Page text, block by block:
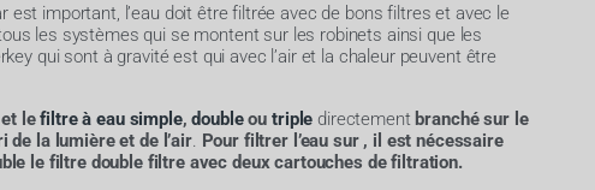
est important, l’eau doit être filtrée avec de bons filtres et avec le
les systèmes qui se montent sur les robinets ainsi que les
qui sont à gravité est qui avec l’air et la chaleur peuvent être
et lefiltre à eau simple,doubleoutriple directement branché sur le
de la lumière et de l’air. Pour filtrer l’eau sur , il est nécessaire
le filtre double filtre avec deux cartouches de filtration.